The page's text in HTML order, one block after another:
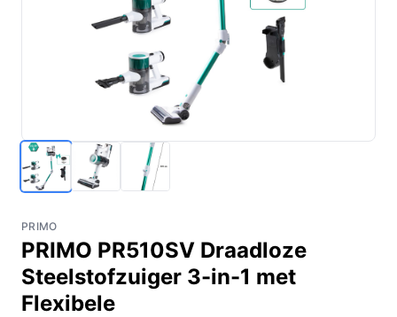
PRIMO
PRIMO PR510SV Draadloze
Steelstofzuiger 3-in-1 met
Flexibele